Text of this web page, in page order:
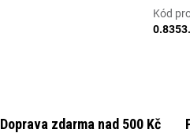
Kód
Doprava zdarma nad 500 Kč